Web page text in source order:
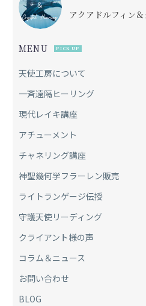
アクアドルフィン
MENU PICK UP
天使工房について
一斉遠隔ヒーリング
現代レイキ講座
アチューメント
チャネリング講座
神聖幾何学フラーレン販売
ライトランゲージ伝授
守護天使リーディング
クライアント様の声
コラム＆ニュース
お問い合わせ
BLOG